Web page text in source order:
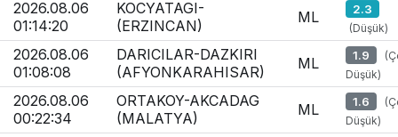
2026.08.06
01:14:20
KOCYATAGI-
(ERZINCAN)
ML 2.3
(Düşük)
2026.08.06
01:08:08
DARICILAR-DAZKIRI
(AFYONKARAHISAR)
ML 1.9
Düşük)
2026.08.06
00:22:34
ORTAKOY-AKCADAG
(MALATYA)
ML 1.6
Düşük)